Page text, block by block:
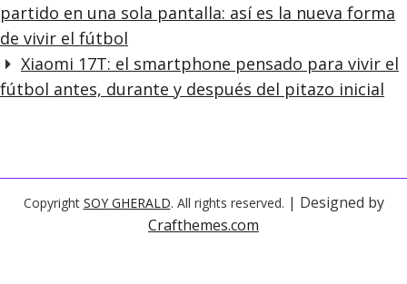
partido en una sola pantalla: así es la nueva forma
de vivir el fútbol
Xiaomi 17T: el smartphone pensado para vivir el
fútbol antes, durante y después del pitazo inicial
Copyright SOY GHERALD. All rights reserved. | Designed by
Crafthemes.com